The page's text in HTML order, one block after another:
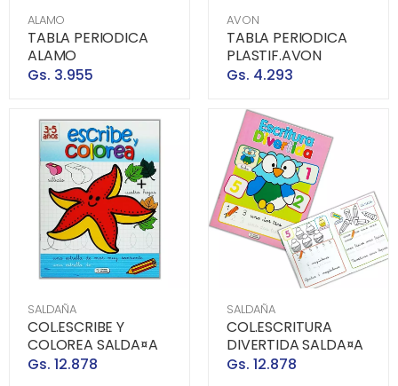
ALAMO
TABLA PERIODICA
ALAMO
Gs. 3.955
AVON
TABLA PERIODICA
PLASTIF.AVON
Gs. 4.293
SALDAÑA
COL.ESCRIBE Y
COLOREA SALDA¤A
Gs. 12.878
SALDAÑA
COL.ESCRITURA
DIVERTIDA SALDA¤A
Gs. 12.878